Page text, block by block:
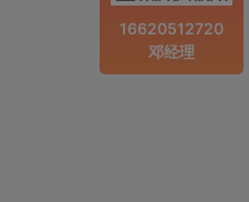
16620512720
邓经理